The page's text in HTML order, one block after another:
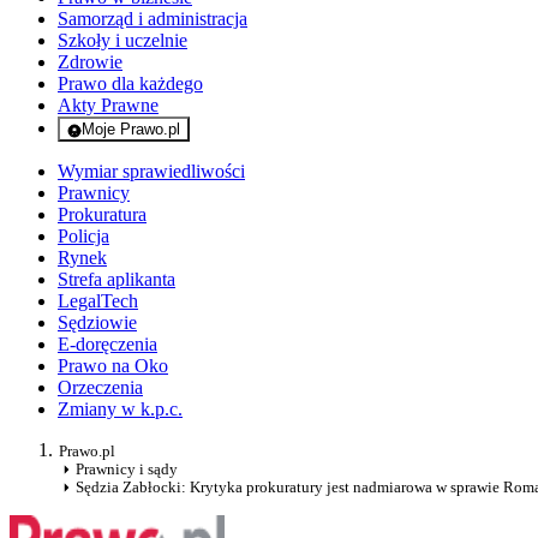
Samorząd i administracja
Szkoły i uczelnie
Zdrowie
Prawo dla każdego
Akty Prawne
Moje Prawo.pl
- rejestracja i logowanie do serwisu
Wymiar sprawiedliwości
Prawnicy
Prokuratura
Policja
Rynek
Strefa aplikanta
LegalTech
Sędziowie
E-doręczenia
Prawo na Oko
Orzeczenia
Zmiany w k.p.c.
Prawo.pl
Prawnicy i sądy
Sędzia Zabłocki: Krytyka prokuratury jest nadmiarowa w sprawie